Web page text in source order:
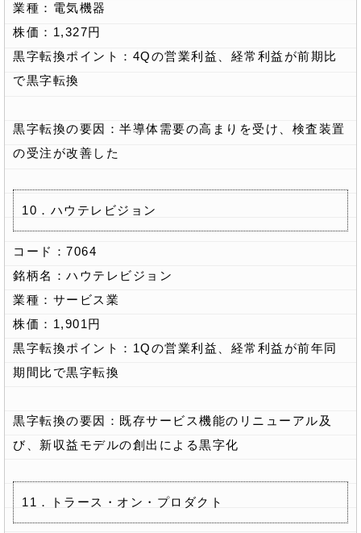
業種：電気機器
株価：1,327円
黒字転換ポイント：4Qの営業利益、経常利益が前期比
で黒字転換
黒字転換の要因：半導体需要の高まりを受け、検査装置
の受注が改善した
10．ハウテレビジョン
コード：7064
銘柄名：ハウテレビジョン
業種：サービス業
株価：1,901円
黒字転換ポイント：1Qの営業利益、経常利益が前年同
期間比で黒字転換
黒字転換の要因：既存サービス機能のリニューアル及
び、新収益モデルの創出による黒字化
11．トラース・オン・プロダクト